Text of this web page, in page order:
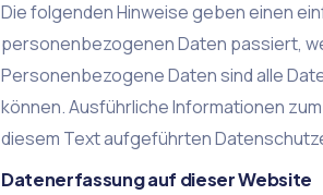
Die folgenden Hinweise geben einen
personenbezogenen Daten passiert,
Personenbezogene Daten sind alle
können. Ausführliche Informationen
diesem Text aufgeführten
Datenerfassung auf dieser Website